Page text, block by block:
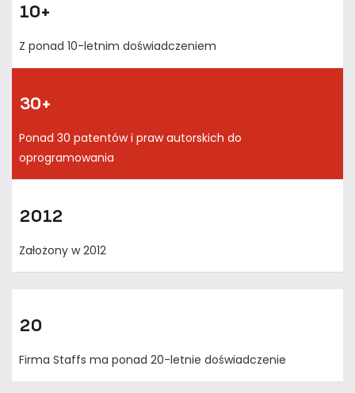
10+
Z ponad 10-letnim doświadczeniem
30+
Ponad 30 patentów i praw autorskich do
oprogramowania
2012
Założony w 2012
20
Firma Staffs ma ponad 20-letnie doświadczenie